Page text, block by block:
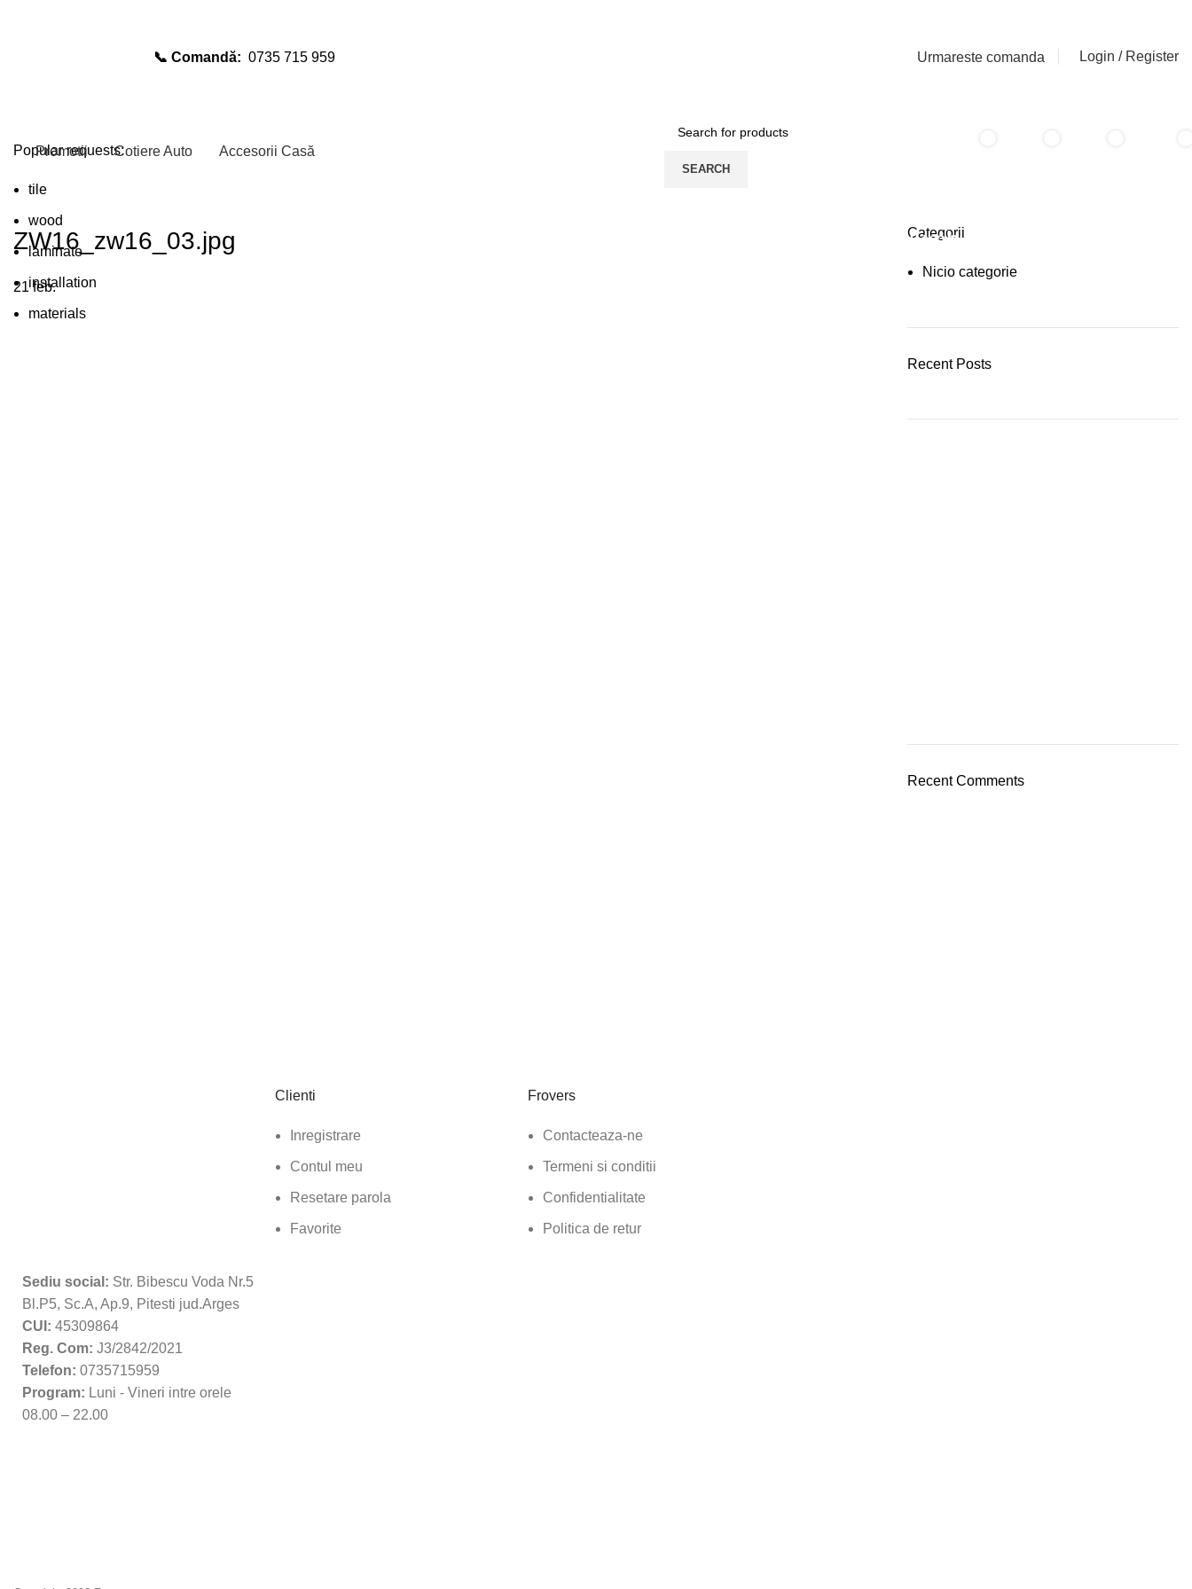
📞 Comandă: 0735 715 959 Urmareste comanda Login / Register
Promotii Cotiere Auto Accesorii Casă
SEARCH
ZW16_zw16_03.jpg
21feb.
Categorii
Nicio categorie
Recent Posts
Plumbing Install Discount
03 Nov – 03 Dec
Recent Comments
Sediu social: Str. Bibescu Voda Nr.5
Bl.P5, Sc.A, Ap.9, Pitesti jud.Arges
CUI: 45309864
Reg. Com: J3/2842/2021
Telefon: 0735715959
Program: Luni - Vineri intre orele
08.00 – 22.00
Clienti
Inregistrare
Contul meu
Resetare parola
Favorite
Frovers
Contacteaza-ne
Termeni si conditii
Confidentialitate
Politica de retur
Popular requests:
tile
wood
laminate
installation
materials